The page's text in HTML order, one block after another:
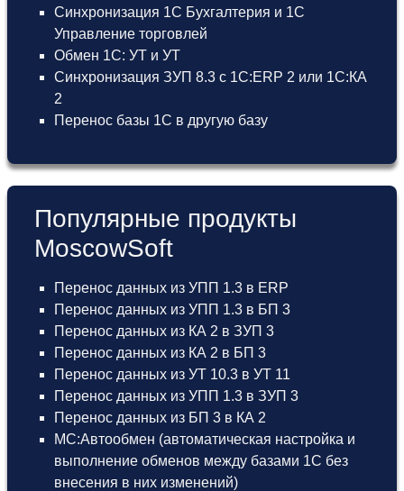
Синхронизация 1С Бухгалтерия и 1С
Управление торговлей
Обмен 1С: УТ и УТ
Синхронизация ЗУП 8.3 с 1С:ERP 2 или 1С:КА
2
Перенос базы 1С в другую базу
Популярные продукты
MoscowSoft
Перенос данных из УПП 1.3 в ERP
Перенос данных из УПП 1.3 в БП 3
Перенос данных из КА 2 в ЗУП 3
Перенос данных из КА 2 в БП 3
Перенос данных из УТ 10.3 в УТ 11
Перенос данных из УПП 1.3 в ЗУП 3
Перенос данных из БП 3 в КА 2
МС:Автообмен (автоматическая настройка и
выполнение обменов между базами 1С без
внесения в них изменений)